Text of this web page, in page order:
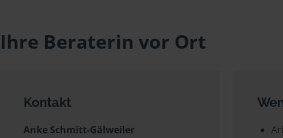
Ihre Beraterin vor Ort
Kontakt
Anke Schmitt-Gälweiler